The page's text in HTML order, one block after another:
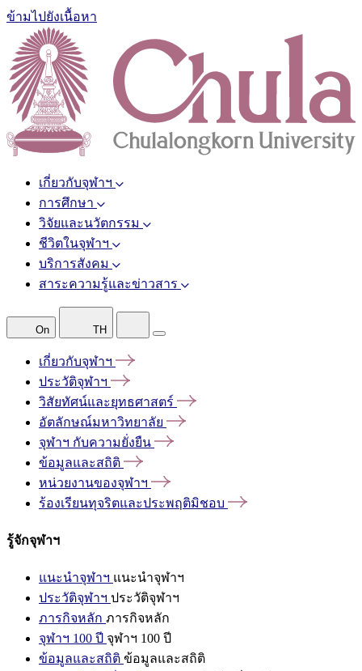
ข้ามไปยังเนื้อหา
เกี่ยวกับจุฬาฯ
การศึกษา
วิจัยและนวัตกรรม
ชีวิตในจุฬาฯ
บริการสังคม
สาระความรู้และข่าวสาร
On TH
เกี่ยวกับจุฬาฯ
ประวัติจุฬาฯ
วิสัยทัศน์และยุทธศาสตร์
อัตลักษณ์มหาวิทยาลัย
จุฬาฯ กับความยั่งยืน
ข้อมูลและสถิติ
หน่วยงานของจุฬาฯ
ร้องเรียนทุจริตและประพฤติมิชอบ
รู้จักจุฬาฯ
แนะนำจุฬาฯ แนะนำจุฬาฯ
ประวัติจุฬาฯ ประวัติจุฬาฯ
ภารกิจหลัก ภารกิจหลัก
จุฬาฯ 100 ปี จุฬาฯ 100 ปี
ข้อมูลและสถิติ ข้อมูลและสถิติ